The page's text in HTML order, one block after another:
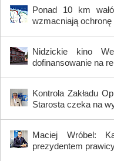
Ponad 10 km
wzmacniają ochronę
Nidzickie kino
dofinansowanie na
Kontrola Zakładu
Starosta czeka na
Maciej Wróbel:
prezydentem